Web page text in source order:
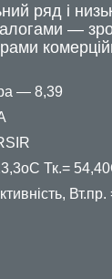
ряд і
—
— 8,39
Тк.=
Вт.пр.